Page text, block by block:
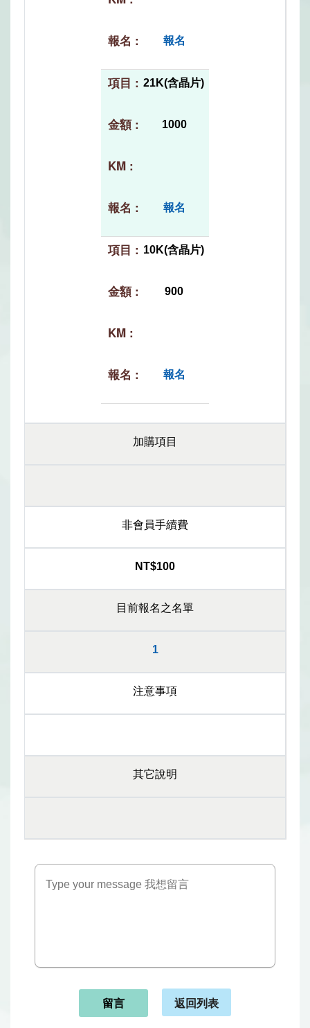
報名
21K(含晶片)
1000
報名
10K(含晶片)
900
報名
加購項目
非會員手續費
NT$100
目前報名之名單
1
注意事項
其它說明
留言 返回列表